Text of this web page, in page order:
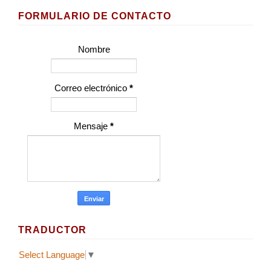
FORMULARIO DE CONTACTO
Nombre
Correo electrónico *
Mensaje *
TRADUCTOR
Select Language ▼